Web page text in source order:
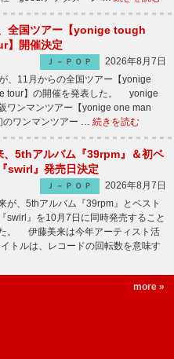
全国ツアー【yonige tough
】開催決定
Ｊ－ＰＯＰ
2026年8月7日
、11月からの全国ツアー【yonige
tour】の開催を発表した。 yonige
ワンマンツアー【yonige one man
のワンマンツアー … 続きを読む
、5thアルバム『39rpm』＆初ベ
swirl』発売日決定
Ｊ－ＰＯＰ
2026年8月7日
が、5thアルバム『39rpm』とベスト
swirl』を10月7日に同時発売すること
。 伊藤美来は今年アーティスト活
トルは、レコードの回転数を意味す
more »